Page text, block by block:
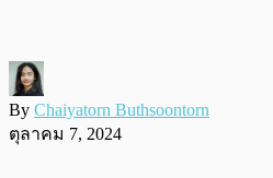
By Chaiyatorn Buthsoontorn
ตุลาคม 7, 2024